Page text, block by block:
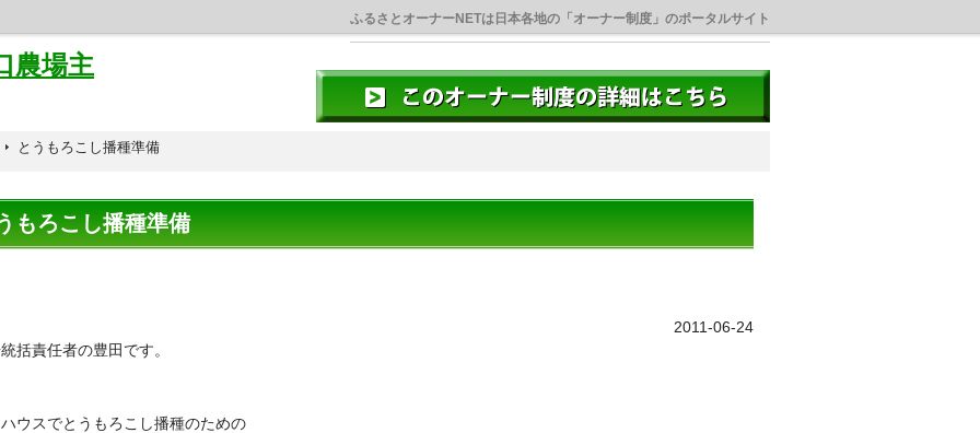
ふるさとオーナーNETは日本各地の「オーナー制度」のポータルサイト
農場主
とうもろこし播種準備
もろこし播種準備
2011-06-24
括責任者の豊田です。
ウスでとうもろこし播種のための